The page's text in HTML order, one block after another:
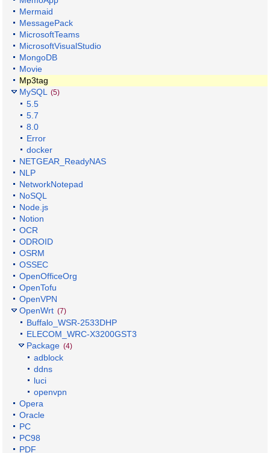
Mermaid
MessagePack
MicrosoftTeams
MicrosoftVisualStudio
MongoDB
Movie
Mp3tag
MySQL
(5)
5.5
5.7
8.0
Error
docker
NETGEAR_ReadyNAS
NLP
NetworkNotepad
NoSQL
Node.js
Notion
OCR
ODROID
OSRM
OSSEC
OpenOfficeOrg
OpenTofu
OpenVPN
OpenWrt (7)
Buffalo_WSR-2533DHP
ELECOM_WRC-X3200GST3
Package (4)
adblock
ddns
luci
openvpn
Opera
Oracle
PC
PC98
PDF